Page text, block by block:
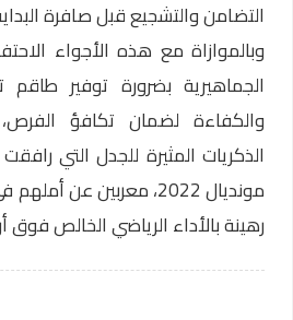
التضامن والتشجيع قبل صافرة
وبالموازاة مع هذه الأجواء
الجماهيرية بضرورة توفير طاقم
والكفاءة لضمان تكافؤ
الذكريات المثيرة للجدل التي
مونديال 2022، معربين عن
رهينة بالأداء الرياضي الخالص فوق